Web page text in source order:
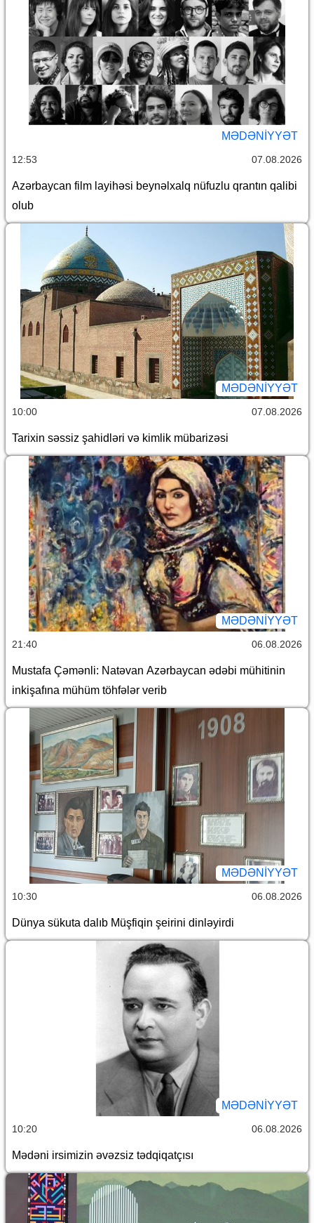
MƏDƏNIYYƏT
12:53 07.08.2026
Azərbaycan film layihəsi beynəlxalq nüfuzlu qrantın qalibi
olub
MƏDƏNIYYƏT
10:00 07.08.2026
Tarixin səssiz şahidləri və kimlik mübarizəsi
MƏDƏNIYYƏT
21:40 06.08.2026
Mustafa Çəmənli: Natəvan Azərbaycan ədəbi mühitinin
inkişafına mühüm töhfələr verib
MƏDƏNIYYƏT
10:30 06.08.2026
Dünya sükuta dalıb Müşfiqin şeirini dinləyirdi
MƏDƏNIYYƏT
10:20 06.08.2026
Mədəni irsimizin əvəzsiz tədqiqatçısı